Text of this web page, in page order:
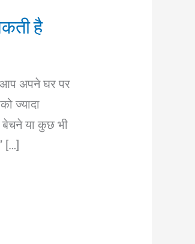
है
आप अपने घर पर
ज्यादा
या कुछ भी
[…]